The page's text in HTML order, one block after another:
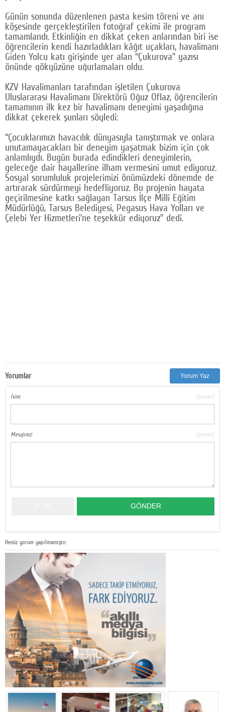
Günün sonunda düzenlenen pasta kesim töreni ve anı
köşesinde gerçekleştirilen fotoğraf çekimi ile program
tamamlandı. Etkinliğin en dikkat çeken anlarından biri ise
öğrencilerin kendi hazırladıkları kâğıt uçakları, havalimanı
Giden Yolcu katı girişinde yer alan “Çukurova” yazısı
önünde gökyüzüne uğurlamaları oldu.
KZV Havalimanları tarafından işletilen Çukurova
Uluslararası Havalimanı Direktörü Oğuz Oflaz, öğrencilerin
tamamının ilk kez bir havalimanı deneyimi yaşadığına
dikkat çekerek şunları söyledi:
“Çocuklarımızı havacılık dünyasıyla tanıştırmak ve onlara
unutamayacakları bir deneyim yaşatmak bizim için çok
anlamlıydı. Bugün burada edindikleri deneyimlerin,
geleceğe dair hayallerine ilham vermesini umut ediyoruz.
Sosyal sorumluluk projelerimizi önümüzdeki dönemde de
artırarak sürdürmeyi hedefliyoruz. Bu projenin hayata
geçirilmesine katkı sağlayan Tarsus İlçe Milli Eğitim
Müdürlüğü, Tarsus Belediyesi, Pegasus Hava Yolları ve
Çelebi Yer Hizmetleri’ne teşekkür ediyoruz” dedi.
Yorumlar Yorum Yaz
İsim: (gerekli)
Mesajınız: (gerekli)
Henüz yorum yapılmamıştır.